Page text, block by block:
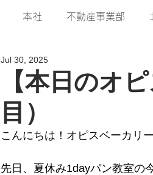
本社 不動産事業部
【本日のオ
目）
Jul 30, 2025
こんにちは！オピスベーカリー
先日、夏休み1dayパン教室の